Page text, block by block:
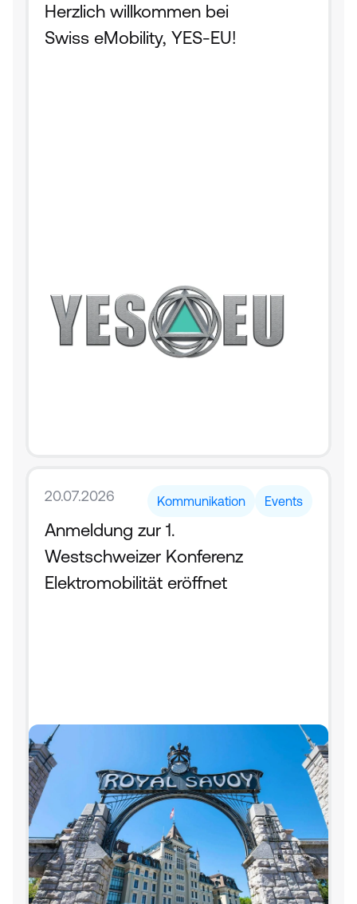
Herzlich willkommen bei
Swiss eMobility, YES-EU!
20.07.2026 Kommunikation Events
Anmeldung zur 1.
Westschweizer Konferenz
Elektromobilität eröffnet